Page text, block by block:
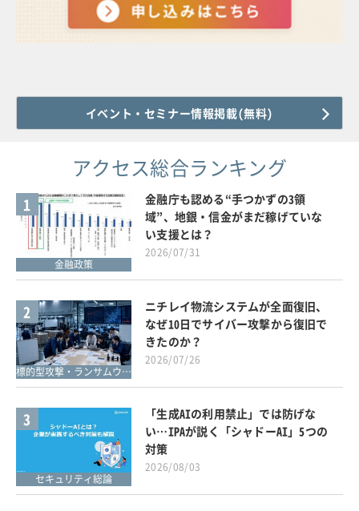
イベント・セミナー情報掲載(無料)
アクセス総合ランキング
1
金融政策
金融庁も認める“手つかずの3領
域”、地銀・信金がまだ稼げていな
い支援とは？
2026/07/31
2
標的型攻撃・ランサムウェア対策
ニチレイ物流システムが全面復旧、
なぜ10日でサイバー攻撃から復旧で
きたのか？
2026/07/26
3
セキュリティ総論
「生成AIの利用禁止」では防げな
い…IPAが説く「シャドーAI」5つの
対策
2026/08/03